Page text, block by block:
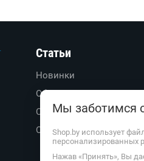
Статьи
Новинки
Обзоры
Советы
Обратите внимание
Мы заботимся
Shop.by использует
персонализированных
Нажав «Принять», Вы